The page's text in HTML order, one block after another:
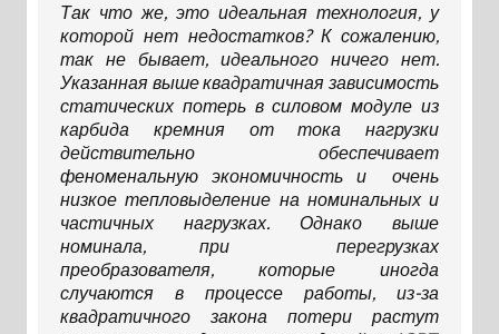
Так что же, это идеальная технология, у
которой нет недостатков? К сожалению,
так не бывает, идеального ничего нет.
Указанная выше квадратичная зависимость
статических потерь в силовом модуле из
карбида кремния от тока нагрузки
действительно обеспечивает
феноменальную экономичность и очень
низкое тепловыделение на номинальных и
частичных нагрузках. Однако выше
номинала, при перегрузках
преобразователя, которые иногда
случаются в процессе работы, из-за
квадратичного закона потери растут